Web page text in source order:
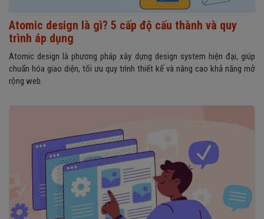
Atomic design là gì? 5 cấp độ cấu thành và quy
trình áp dụng
Atomic design là phương pháp xây dựng design system hiện đại, giúp
chuẩn hóa giao diện, tối ưu quy trình thiết kế và nâng cao khả năng mở
rộng web.